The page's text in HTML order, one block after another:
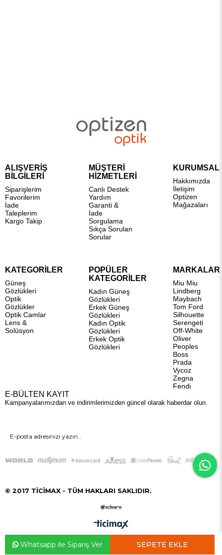
ALIŞVERİŞ
BİLGİLERİ
Siparişlerim
Favorilerim
İade
Taleplerim
Kargo Takip
MÜŞTERİ
HİZMETLERİ
Canlı Destek
Yardım
Garanti &
İade
Sorgulama
Sıkça Sorulan
Sorular
KURUMSAL
Hakkımızda
İletişim
Optizen
Mağazaları
KATEGORİLER
Güneş
Gözlükleri
Optik
Gözlükler
Optik Camlar
Lens &
Solüsyon
POPÜLER
KATEGORİLER
Kadın Güneş
Gözlükleri
Erkek Güneş
Gözlükleri
Kadın Optik
Gözlükleri
Erkek Optik
Gözlükleri
MARKALAR
Miu Miu
Lindberg
Maybach
Tom Ford
Silhouette
Serengeti
Off-White
Oliver
Peoples
Boss
Prada
Vycoz
Zegna
Fendi
E-BÜLTEN KAYIT
Kampanyalarımızdan ve indirimlerimizden güncel olarak haberdar olun.
GÖNDER
© 2017 TİCİMAX - TÜM HAKLARI SAKLIDIR.
Favorilerim
Whatsapp ile Sipariş Ver